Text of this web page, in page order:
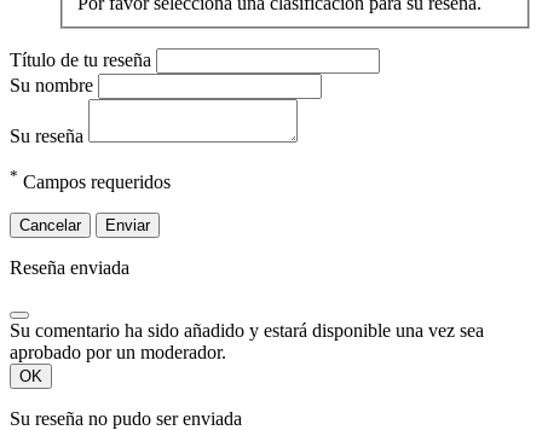
Título de tu reseña
Su nombre
Su reseña
* Campos requeridos
Cancelar Enviar
Reseña enviada
Su comentario ha sido añadido y estará disponible una vez sea
aprobado por un moderador.
OK
Su reseña no pudo ser enviada